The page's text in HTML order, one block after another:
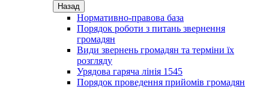
Назад
Нормативно-правова база
Порядок роботи з питань звернення
громадян
Види звернень громадян та терміни їх
розгляду
Урядова гаряча лінія 1545
Порядок проведення прийомів громадян